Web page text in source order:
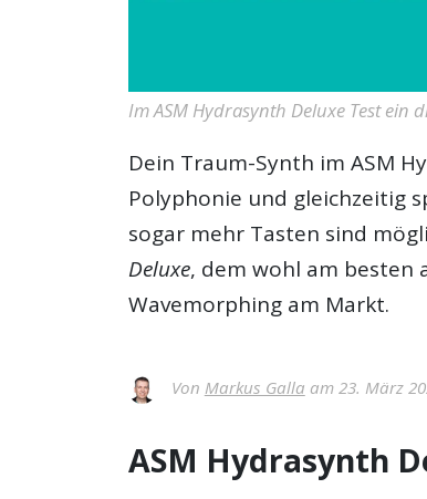
Im ASM Hydrasynth Deluxe Test ein
Dein Traum-Synth imASM
Polyphonie und gleichzeitig
sogar mehr Tasten sind
Deluxe, dem wohl am besten
Wavemorphing am Markt.
Von Markus Galla am 23. März
ASM Hydrasynth